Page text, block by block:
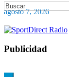
agosto 7, 2026
Publicidad